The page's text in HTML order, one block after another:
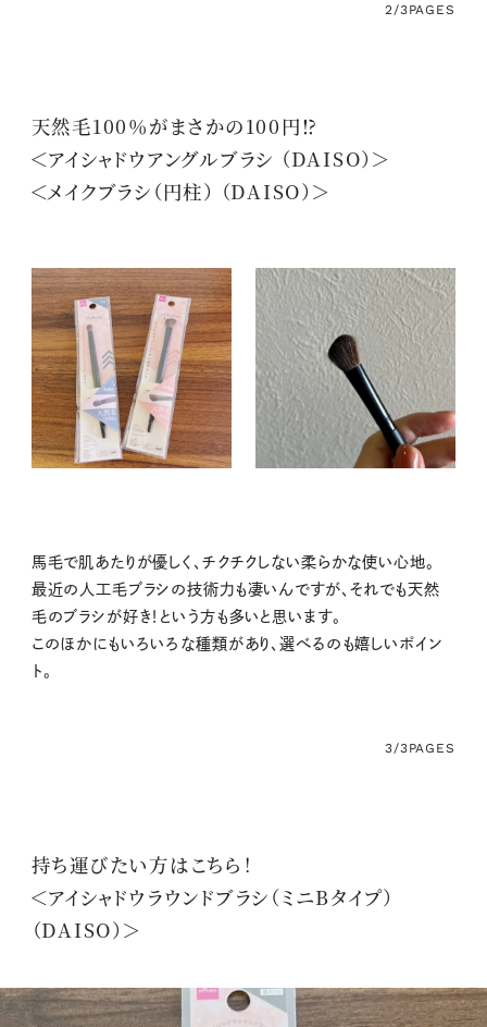
2/3PAGES
天然毛100％がまさかの100円⁉
＜アイシャドウアングルブラシ （DAISO）＞
＜メイクブラシ（円柱） （DAISO）＞
馬毛で肌あたりが優しく、チクチクしない柔らかな使い心地。
最近の人工毛ブラシの技術力も凄いんですが、それでも天然
毛のブラシが好き！という方も多いと思います。
このほかにもいろいろな種類があり、選べるのも嬉しいポイン
ト。
3/3PAGES
持ち運びたい方はこちら！
＜アイシャドウラウンドブラシ（ミニBタイプ）
（DAISO）＞